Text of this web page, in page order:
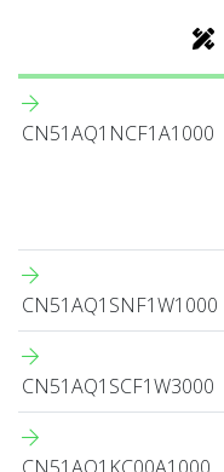
CN51AQ1NCF1A1000
CN51AQ1SNF1W1000
CN51AQ1SCF1W3000